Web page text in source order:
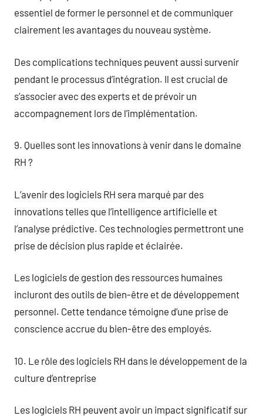
essentiel de former le personnel et de communiquer
clairement les avantages du nouveau système.
Des complications techniques peuvent aussi survenir
pendant le processus d’intégration. Il est crucial de
s’associer avec des experts et de prévoir un
accompagnement lors de l’implémentation.
9. Quelles sont les innovations à venir dans le domaine
RH ?
L’avenir des logiciels RH sera marqué par des
innovations telles que l’intelligence artificielle et
l’analyse prédictive. Ces technologies permettront une
prise de décision plus rapide et éclairée.
Les logiciels de gestion des ressources humaines
incluront des outils de bien-être et de développement
personnel. Cette tendance témoigne d’une prise de
conscience accrue du bien-être des employés.
10. Le rôle des logiciels RH dans le développement de la
culture d’entreprise
Les logiciels RH peuvent avoir un impact significatif sur